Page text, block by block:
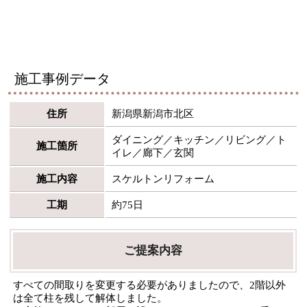
施工事例データ
住所 新潟県新潟市北区
施工箇所
ダイニング／キッチン／リビング／ト
イレ／廊下／玄関
施工内容 スケルトンリフォーム
工期 約75日
ご提案内容
すべての間取りを変更する必要がありましたので、2階以外
は全て柱を残して解体しました。